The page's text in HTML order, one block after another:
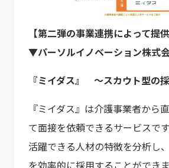
【第二弾の事業連携によって提
▼パーソルイノベーション株式
『ミイダス』 ～スカウト型の
『ミイダス』は介護事業者から
て面接を依頼できるサービスで
活躍できる人材の特徴を分析し
を効率的に採用することができ